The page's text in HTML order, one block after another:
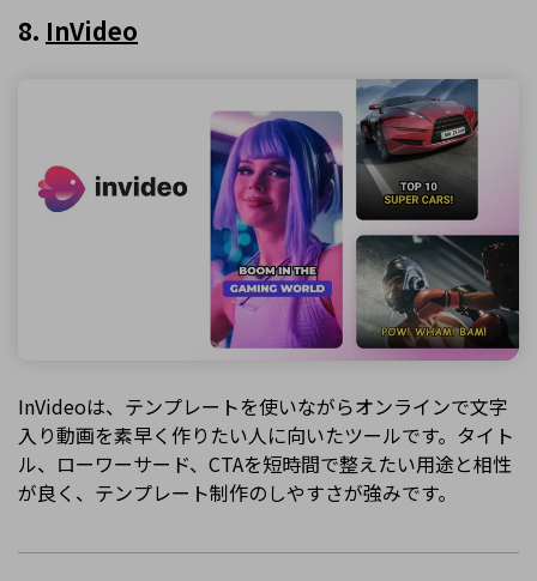
8. InVideo
InVideoは、テンプレートを使いながらオンラインで文字
入り動画を素早く作りたい人に向いたツールです。タイト
ル、ローワーサード、CTAを短時間で整えたい用途と相性
が良く、テンプレート制作のしやすさが強みです。